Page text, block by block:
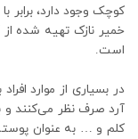
است.
در بسیاری از موارد
آرد صرف نظر می‌کنند و
کلم و … به عنوان